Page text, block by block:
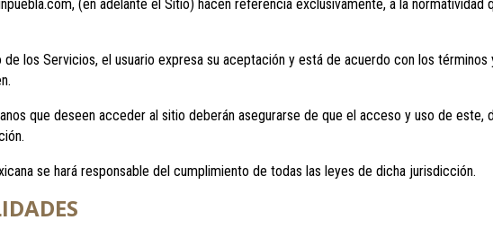
(en adelante el Sitio) hacen referencia exclusivamente, a la normatividad
los Servicios, el usuario expresa su aceptación y está de acuerdo con los
que deseen acceder al sitio deberán asegurarse de que el acceso y uso de
se hará responsable del cumplimiento de todas las leyes de dicha jurisdicción.